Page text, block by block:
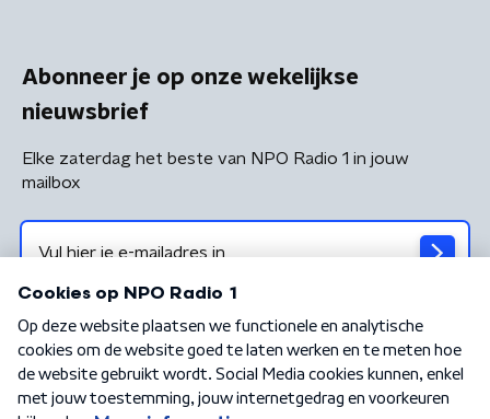
Abonneer je op onze wekelijkse
nieuwsbrief
Elke zaterdag het beste van NPO Radio 1 in jouw
mailbox
Algemene voorwaarden